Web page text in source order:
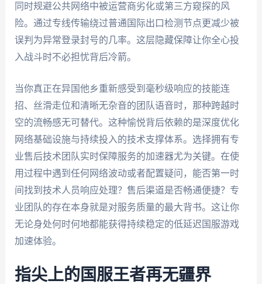
同时规避公共网络中被运营商劣化或第三方窥探的风
险。通过专线传输绕过普通国际出口检测节点更减少被
误判为异常登录封号的几率。这层隐藏保障让你全心投
入战斗时不必担忧背后冷箭。
当你真正在异国他乡重新感受到毫秒级响应的技能连
招、丝滑走位和清晰无杂音的团队语音时，那种跨越时
空的流畅感无可替代。这种愉悦背后依赖的是深度优化
网络基础设施与持续投入的技术支撑体系。选择拥有专
业售后技术团队实时保障服务的加速器尤为关键。在使
用过程中遇到任何网络波动或者配置疑问，能否第一时
间找到技术人员响应处理？售后渠道是否畅通便捷？专
业团队的存在本身就是对服务质量的最大背书。这让你
无论身处何时何地都能获得持续稳定的低延迟国服游戏
加速体验。
指尖上的国服王者再无疆界